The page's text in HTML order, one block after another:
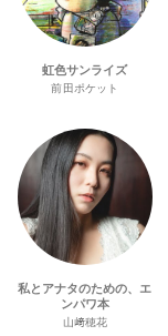
虹色サンライズ
前田ポケット
私とアナタのための、エ
ンパワ本
山﨑穂花